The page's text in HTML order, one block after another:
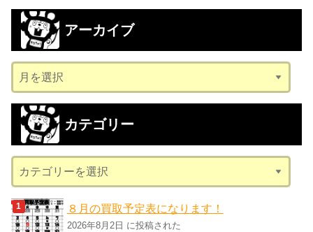
アーカイブ
ー
カ
ブ
カテゴリー
テ
ゴ
リ
８月の買取予定表になります！
2026年8月2日 に投稿された